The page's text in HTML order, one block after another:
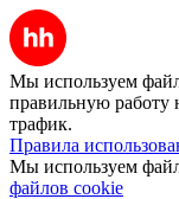
Мы используем
правильную работу
трафик.
Правила
Мы используем
файлов cookie